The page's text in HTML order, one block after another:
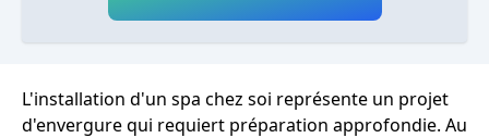
L'installation d'un spa chez soi représente un projet
d'envergure qui requiert préparation approfondie. Au